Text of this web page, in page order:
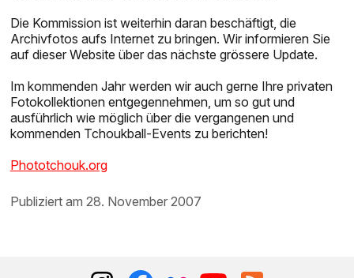
Die Kommission ist weiterhin daran beschäftigt, die
Archivfotos aufs Internet zu bringen. Wir informieren Sie
auf dieser Website über das nächste grössere Update.
Im kommenden Jahr werden wir auch gerne Ihre privaten
Fotokollektionen entgegennehmen, um so gut und
ausführlich wie möglich über die vergangenen und
kommenden Tchoukball-Events zu berichten!
Phototchouk.org
publiziert am 28. November 2007